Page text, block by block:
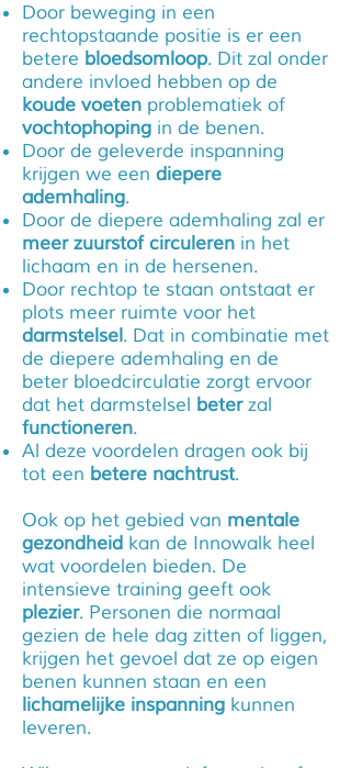
Door beweging in een
rechtopstaande positie is er een
betere bloedsomloop. Dit zal onder
andere invloed hebben op de
koude voeten problematiek of
vochtophoping in de benen.
Door de geleverde inspanning
krijgen we een diepere
ademhaling.
Door de diepere ademhaling zal er
meer zuurstof circuleren in het
lichaam en in de hersenen.
Door rechtop te staan ontstaat er
plots meer ruimte voor het
darmstelsel . Dat in combinatie met
de diepere ademhaling en de
beter bloedcirculatie zorgt ervoor
dat het darmstelsel beterzal
functioneren.
Al deze voordelen dragen ook bij
tot een betere nachtrust.
Ook op het gebied van mentale
gezondheid kan de Innowalk heel
wat voordelen bieden. De
intensieve training geeft ook
plezier. Personen die normaal
gezien de hele dag zitten of liggen,
krijgen het gevoel dat ze op eigen
benen kunnen staan en een
lichamelijke inspanning kunnen
leveren.